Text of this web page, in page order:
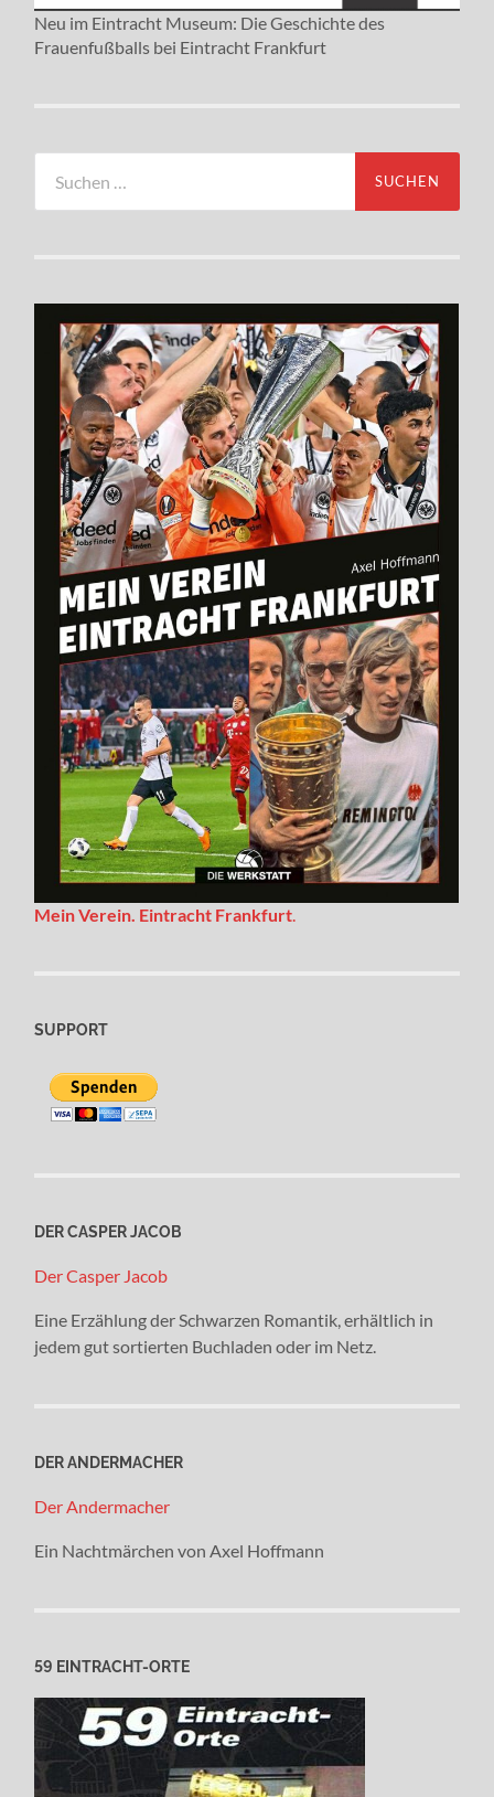
Neu im Eintracht Museum: Die Geschichte des
Frauenfußballs bei Eintracht Frankfurt
nach:
Mein Verein. Eintracht Frankfurt.
SUPPORT
DER CASPER JACOB
Der Casper Jacob
Eine Erzählung der Schwarzen Romantik, erhältlich in
jedem gut sortierten Buchladen oder im Netz.
DER ANDERMACHER
Der Andermacher
Ein Nachtmärchen von Axel Hoffmann
59 EINTRACHT-ORTE